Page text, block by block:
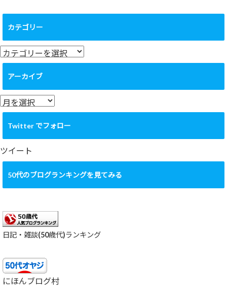
カテゴリー
カ
テ
リ
ー
アーカイブ
ア
ー
イ
ブ
Twitter でフォロー
ツイート
50代のブログランキングを見てみる
日記・雑談(50歳代)ランキング
にほんブログ村